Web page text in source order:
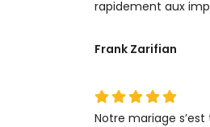
rapidement aux
Frank Zarifian
Notre mariage